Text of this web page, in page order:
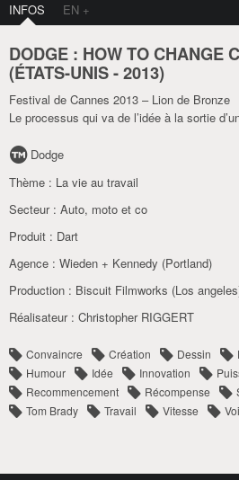
INFOS EN +
DODGE : HOW TO CHANGE
(ÉTATS-UNIS-2013)
Festival de Cannes 2013 – Lion de Bronze
Le processus qui va de l’idée à la sortie
Dodge
Thème : La vie au travail
Secteur : Auto, moto et co
Produit : Dart
Agence : Wieden + Kennedy (Portland)
Production : Biscuit Filmworks (Los
Réalisateur : Christopher RIGGERT
Convaincre Création Dessin
Humour
Idée Innovation
Recommencement
Récompense
Tom Brady
Travail Vitesse